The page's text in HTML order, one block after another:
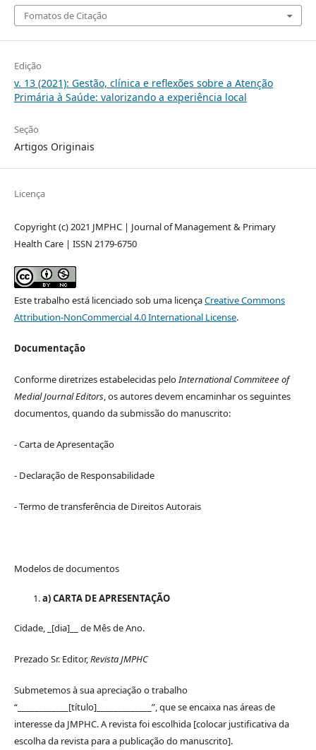
Fomatos de Citação
Edição
v. 13 (2021): Gestão, clínica e reflexões sobre a Atenção
Primária à Saúde: valorizando a experiência local
Seção
Artigos Originais
Licença
Copyright (c) 2021 JMPHC | Journal of Management & Primary
Health Care | ISSN 2179-6750
Este trabalho está licenciado sob uma licençaCreative Commons
Attribution-NonCommercial 4.0 International License.
Documentação
Conforme diretrizes estabelecidas peloInternational Commiteee of
Medial Journal Editors, os autores devem encaminhar os seguintes
documentos, quando da submissão do manuscrito:
- Carta de Apresentação
- Declaração de Responsabilidade
- Termo de transferência de Direitos Autorais
Modelos de documentos
a) CARTA DE APRESENTAÇÃO
Cidade, _[dia]__ de Mês de Ano.
Prezado Sr. Editor,Revista JMPHC
Submetemos à sua apreciação o trabalho
“____________[título]_____________”, que se encaixa nas áreas de
interesse da JMPHC. A revista foi escolhida [colocar justificativa da
escolha da revista para a publicação do manuscrito].